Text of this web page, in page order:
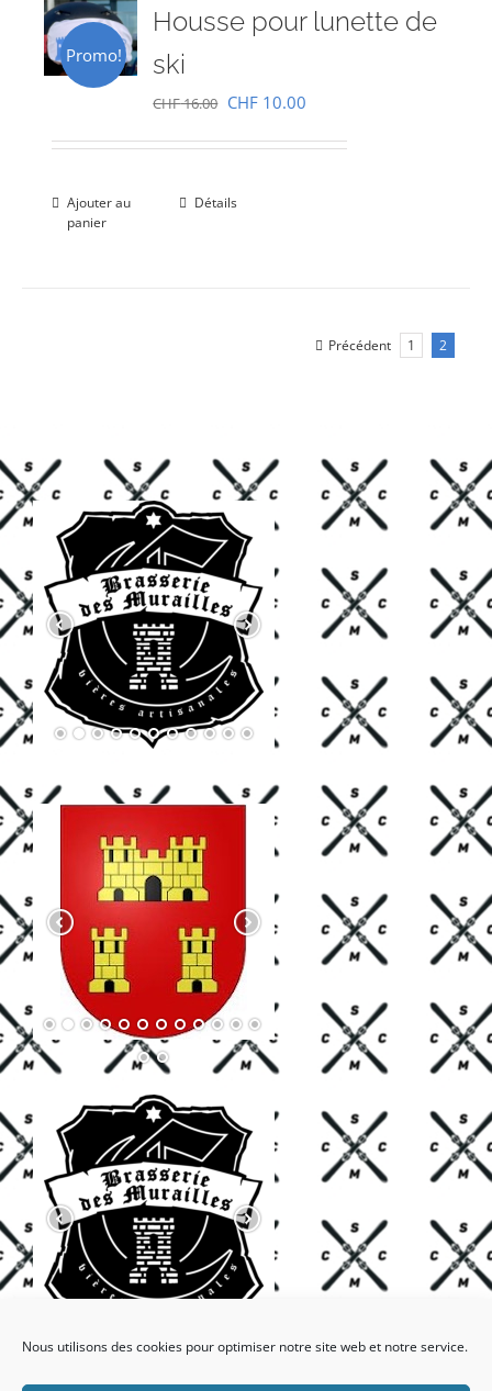
Nous utilisons des cookies pour optimiser notre site web et notre service.
Promo!
Housse pour lunette de
ski
CHF16.00 Le
était :
CHF 10.00
Ajouter au
panier
Détails
Précédent 1 2